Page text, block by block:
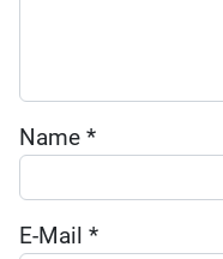
Name *
E-Mail *